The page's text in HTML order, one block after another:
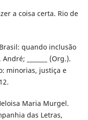
a coisa certa. Rio de
quando inclusão
_______ (Org.).
minorias, justiça e
Maria Murgel.
das Letras,